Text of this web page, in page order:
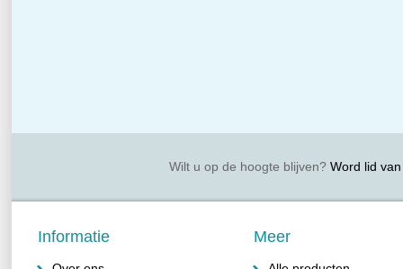
Wilt u op de hoogte blijven?Word lid van
Informatie Meer